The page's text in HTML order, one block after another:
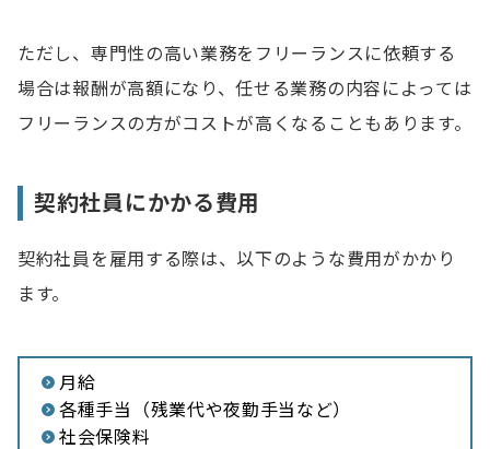
ただし、専門性の高い業務をフリーランスに依頼する
場合は報酬が高額になり、任せる業務の内容によっては
フリーランスの方がコストが高くなることもあります。
契約社員にかかる費用
契約社員を雇用する際は、以下のような費用がかかり
ます。
月給
各種手当（残業代や夜勤手当など）
社会保険料